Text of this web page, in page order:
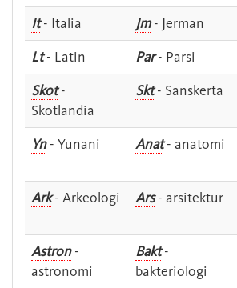
It- Italia Jm- Jerman
Lt- Latin Par- Parsi
Skot-
Skotlandia
Skt- Sanskerta
Yn- Yunani Anat- anatomi
Ark- Arkeologi Ars- arsitektur
Astron-
astronomi
Bakt-
bakteriologi